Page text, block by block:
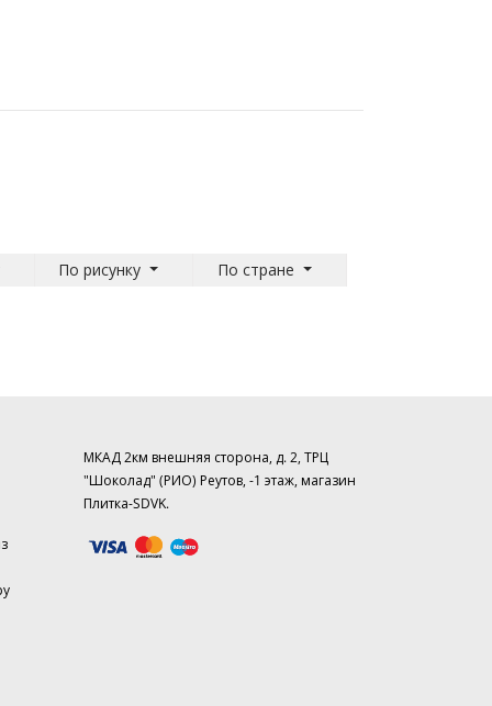
По рисунку По стране
МКАД 2км внешняя сторона, д. 2, ТРЦ
"Шоколад" (РИО) Реутов, -1 этаж, магазин
Плитка-SDVK.